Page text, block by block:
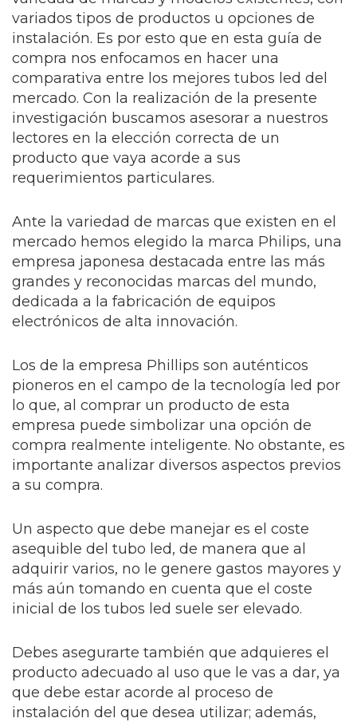
variados tipos de productos u opciones de
instalación. Es por esto que en esta guía de
compra nos enfocamos en hacer una
comparativa entre los mejores tubos led del
mercado. Con la realización de la presente
investigación buscamos asesorar a nuestros
lectores en la elección correcta de un
producto que vaya acorde a sus
requerimientos particulares.
Ante la variedad de marcas que existen en el
mercado hemos elegido la marca Philips, una
empresa japonesa destacada entre las más
grandes y reconocidas marcas del mundo,
dedicada a la fabricación de equipos
electrónicos de alta innovación.
Los de la empresa Phillips son auténticos
pioneros en el campo de la tecnología led por
lo que, al comprar un producto de esta
empresa puede simbolizar una opción de
compra realmente inteligente. No obstante, es
importante analizar diversos aspectos previos
a su compra.
Un aspecto que debe manejar es el coste
asequible del tubo led, de manera que al
adquirir varios, no le genere gastos mayores y
más aún tomando en cuenta que el coste
inicial de los tubos led suele ser elevado.
Debes asegurarte también que adquieres el
producto adecuado al uso que le vas a dar, ya
que debe estar acorde al proceso de
instalación del que desea utilizar; además,